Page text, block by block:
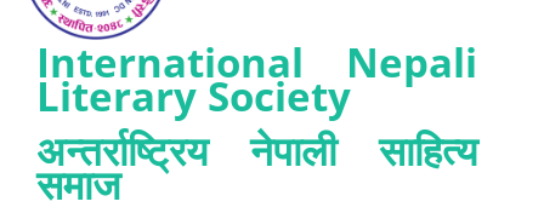
International Nepali
Literary Society
अन्तर्राष्ट्रिय नेपाली साहित्य
समाज